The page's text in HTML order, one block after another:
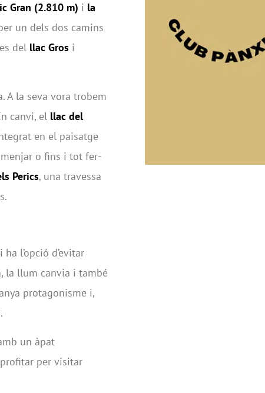
Gran (2.810 m) i la
un dels dos camins
del llac Gros i
A la seva vora trobem
canvi, el llac del
en el paisatge
menjar o fins i tot fer-
Perics, una travessa
l’opció d’evitar
la llum canvia i també
protagonisme i,
un àpat
per visitar